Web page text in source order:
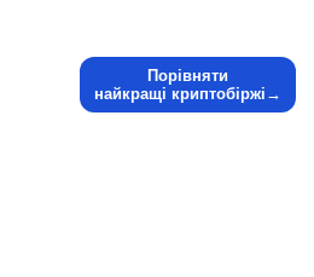
Порівняти
найкращі криптобіржі→